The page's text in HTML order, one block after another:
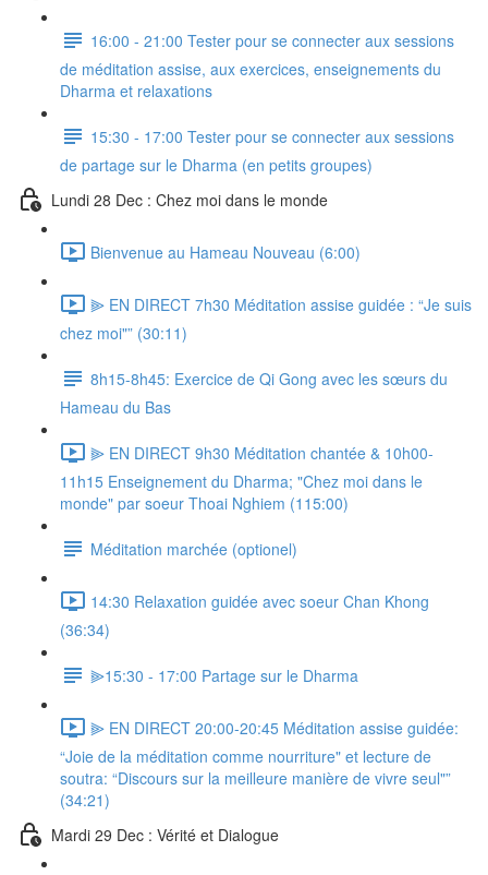
16:00 - 21:00 Tester pour se connecter aux sessions
de méditation assise, aux exercices, enseignements du
Dharma et relaxations
15:30 - 17:00 Tester pour se connecter aux sessions
de partage sur le Dharma (en petits groupes)
Lundi 28 Dec : Chez moi dans le monde
Bienvenue au Hameau Nouveau (6:00)
⫸ EN DIRECT 7h30 Méditation assise guidée : “Je suis
chez moi"” (30:11)
8h15-8h45: Exercice de Qi Gong avec les sœurs du
Hameau du Bas
⫸ EN DIRECT 9h30 Méditation chantée & 10h00-
11h15 Enseignement du Dharma; "Chez moi dans le
monde" par soeur Thoai Nghiem (115:00)
Méditation marchée (optionel)
14:30 Relaxation guidée avec soeur Chan Khong
(36:34)
⫸15:30 - 17:00 Partage sur le Dharma
⫸ EN DIRECT 20:00-20:45 Méditation assise guidée:
“Joie de la méditation comme nourriture" et lecture de
soutra: “Discours sur la meilleure manière de vivre seul"”
(34:21)
Mardi 29 Dec : Vérité et Dialogue